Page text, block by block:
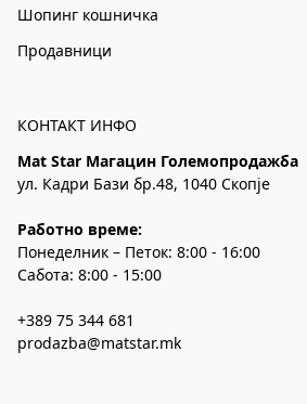
Шопинг кошничка
Продавници
КОНТАКТ ИНФО
Mat Star Магацин Големопродажба
ул. Кадри Бази бр.48, 1040 Скопје
Работно време:
Понеделник – Петок: 8:00 - 16:00
Сабота: 8:00 - 15:00
+389 75 344 681
prodazba@matstar.mk